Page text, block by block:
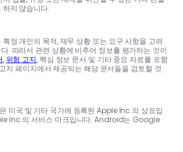
하지 않습니다.
정 개인의 목적, 재무 상황 또는 요구 사항을 고려
. 따라서 관련 상황에 비추어 정보를 평가하는 것이
,위험 고지, 핵심 정보 문서 및 기타 중요 자료를 포함
지 페이지에서 제공되는 해당 문서들을 검토할 것
미국 및 기타 국가에 등록된 Apple Inc.의 상표입
Inc.의 서비스 마크입니다. Android는 Google